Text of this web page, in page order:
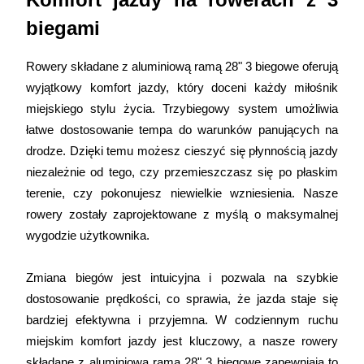
biegami
Rowery składane z aluminiową ramą 28" 3 biegowe oferują
wyjątkowy komfort jazdy, który doceni każdy miłośnik
miejskiego stylu życia. Trzybiegowy system umożliwia
łatwe dostosowanie tempa do warunków panujących na
drodze. Dzięki temu możesz cieszyć się płynnością jazdy
niezależnie od tego, czy przemieszczasz się po płaskim
terenie, czy pokonujesz niewielkie wzniesienia. Nasze
rowery zostały zaprojektowane z myślą o maksymalnej
wygodzie użytkownika.
Zmiana biegów jest intuicyjna i pozwala na szybkie
dostosowanie prędkości, co sprawia, że jazda staje się
bardziej efektywna i przyjemna. W codziennym ruchu
miejskim komfort jazdy jest kluczowy, a nasze rowery